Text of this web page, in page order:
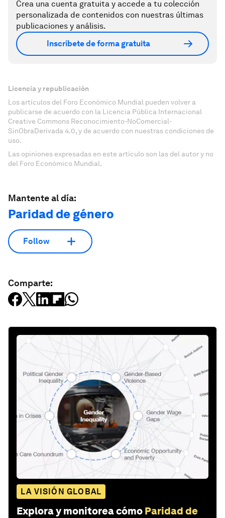
Crea una cuenta gratuita y accede a tu colección
personalizada de contenidos con nuestras últimas
publicaciones y análisis.
Inscríbete de forma gratuita
Licencia y republicación
Los artículos del Foro Económico Mundial pueden volver a
publicarse de acuerdo con la Licencia Pública Internacional
Creative Commons Reconocimiento-NoComercial-
SinObraDerivada 4.0, y de acuerdo con nuestras condiciones de
uso.
Las opiniones expresadas en este artículo son las del autor y no
del Foro Económico Mundial.
Mantente al día:
Paridad de género
Follow
Comparte:
LA VISIÓN GLOBAL
Explora y monitorea cómo Paridad de